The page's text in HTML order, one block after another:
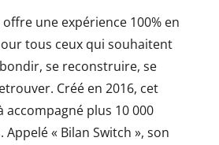
une expérience 100% en
tous ceux qui souhaitent
se reconstruire, se
Créé en 2016, cet
accompagné plus 10 000
« Bilan Switch », son